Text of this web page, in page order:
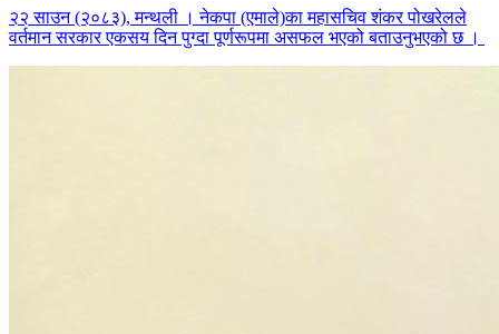
२२ साउन (२०८३), मन्थली । नेकपा (एमाले)का महासचिव शंकर पोखरेलले
वर्तमान सरकार एकसय दिन पुग्दा पूर्णरूपमा असफल भएको बताउनुभएको छ ।